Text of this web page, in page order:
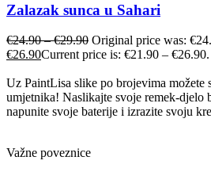
Zalazak sunca u Sahari
€24.90–€29.90 Original price was:
€26.90Current price is: €21.90 – €26.90.
Uz PaintLisa slike po brojevima možete
umjetnika! Naslikajte svoje remek-djelo
napunite svoje baterije i izrazite svoju
Važne poveznice